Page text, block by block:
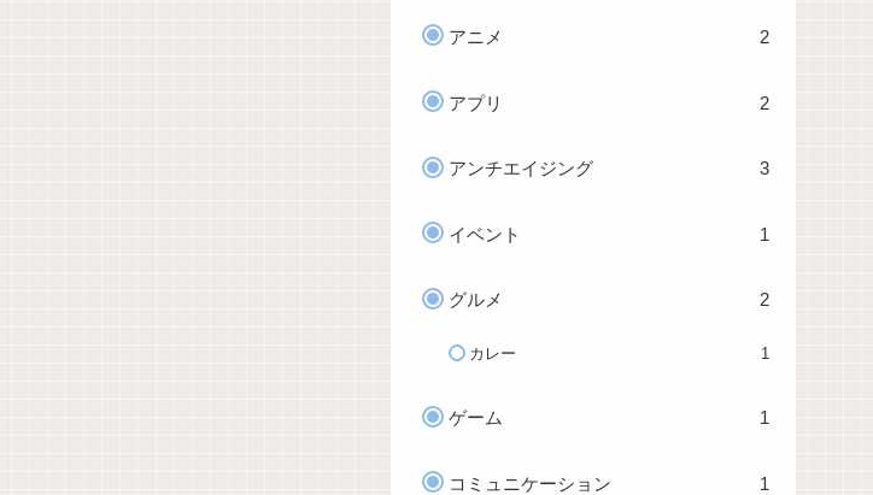
アニメ 2
アプリ 2
アンチエイジング 3
イベント 1
グルメ 2
カレー 1
ゲーム 1
コミュニケーション 1